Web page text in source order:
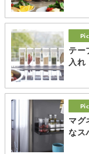
テー
入れ
マグ
なス